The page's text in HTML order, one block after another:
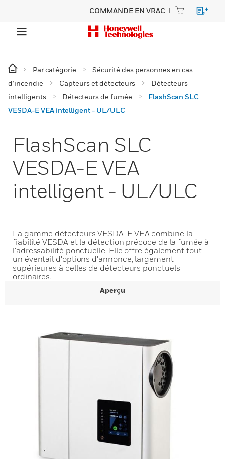
COMMANDE EN VRAC
Par catégorie
Sécurité des personnes en cas
d’incendie
Capteurs et détecteurs
Détecteurs
intelligents
Détecteurs de fumée
FlashScan SLC
VESDA-E VEA intelligent - UL/ULC
FlashScan SLC
VESDA-E VEA
intelligent - UL/ULC
La gamme détecteurs VESDA-E VEA combine la
fiabilité VESDA et la détection précoce de la fumée à
l'adressabilité ponctuelle. Elle offre également tout
un éventail d'options d'annonce, largement
supérieures à celles de détecteurs ponctuels
ordinaires.
Aperçu